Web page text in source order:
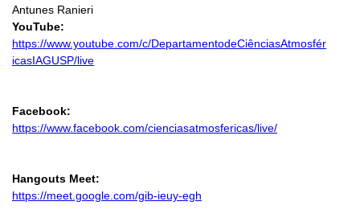
Antunes Ranieri
YouTube:
https://www.youtube.com/c/DepartamentodeCiênciasAtmosfér
icasIAGUSP/live
Facebook:
https://www.facebook.com/cienciasatmosfericas/live/
Hangouts Meet:
https://meet.google.com/gib-ieuy-egh